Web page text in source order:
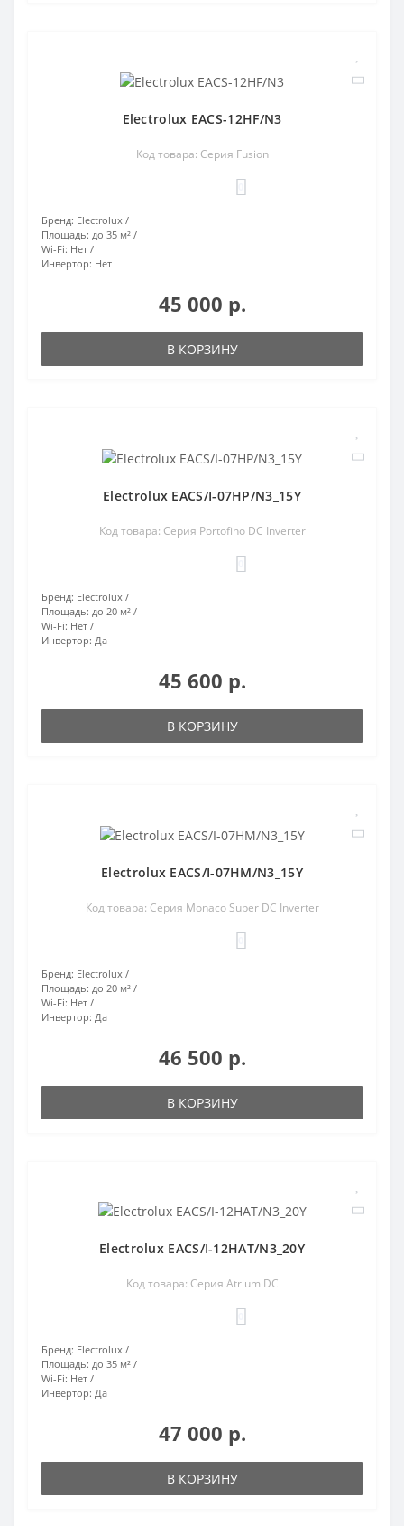
Electrolux EACS-12HF/N3
Код товара: Серия Fusion
Бренд: Electrolux
Площадь: до 35 м²
Wi-Fi: Нет
Инвертор: Нет
45 000 р.
В КОРЗИНУ
Electrolux EACS/I-07HP/N3_15Y
Код товара: Серия Portofino DC Inverter
Бренд: Electrolux
Площадь: до 20 м²
Wi-Fi: Нет
Инвертор: Да
45 600 р.
В КОРЗИНУ
Electrolux EACS/I-07HM/N3_15Y
Код товара: Серия Monaco Super DC Inverter
Бренд: Electrolux
Площадь: до 20 м²
Wi-Fi: Нет
Инвертор: Да
46 500 р.
В КОРЗИНУ
Electrolux EACS/I-12HAT/N3_20Y
Код товара: Серия Atrium DC
Бренд: Electrolux
Площадь: до 35 м²
Wi-Fi: Нет
Инвертор: Да
47 000 р.
В КОРЗИНУ